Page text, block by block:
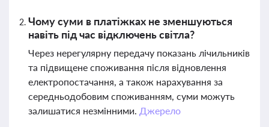
Чому суми в платіжках не зменшуються
навіть під час відключень світла?
Через нерегулярну передачу показань лічильників
та підвищене споживання після відновлення
електропостачання, а також нарахування за
середньодобовим споживанням, суми можуть
залишатися незмінними. Джерело